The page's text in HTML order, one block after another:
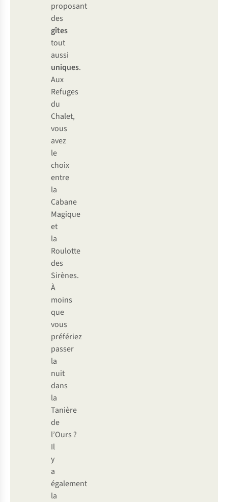
proposant
des
gîtes
tout
aussi
uniques.
Aux
Refuges
du
Chalet,
vous
avez
le
choix
entre
la
Cabane
Magique
et
la
Roulotte
des
Sirènes.
À
moins
que
vous
préfériez
passer
la
nuit
dans
la
Tanière
de
l’Ours ?
Il
y
a
également
la